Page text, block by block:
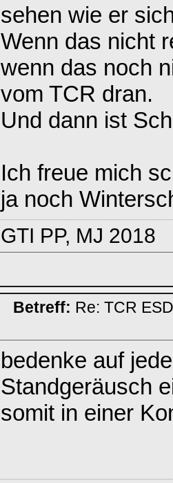
sehen wie er
Wenn das nicht
wenn das noch
vom TCR dran.
Und dann ist
Ich freue mich
ja noch
GTI PP, MJ 2018
Betreff: Re: TCR
bedenke auf
Standgeräusch
somit in einer